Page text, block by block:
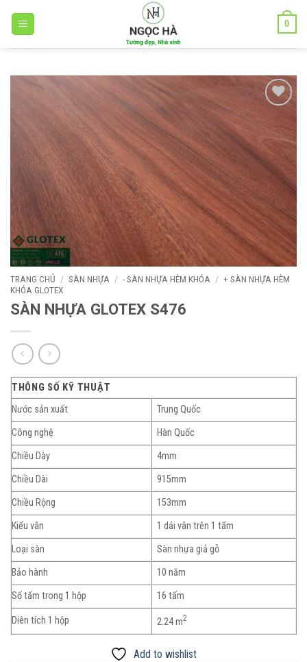
0
wishlist
TRANG CHỦ / SÀN NHỰA / - SÀN NHỰA HÈM KHÓA / + SÀN NHỰA HÈM
KHÓA GLOTEX
SÀN NHỰA GLOTEX S476
THÔNG SỐ KỸ THUẬT
Nước sản xuất
Trung Quốc
Công nghệ
Hàn Quốc
Chiều Dày
4mm
Chiều Dài
915mm
Chiều Rộng
153mm
Kiểu vân
1 dải vân trên 1 tấm
Loại sàn
Sàn nhựa giả gỗ
Bảo hành
10 năm
Số tấm trong 1 hộp
16 tấm
Diên tích 1 hộp 2.24 m2
Add to wishlist